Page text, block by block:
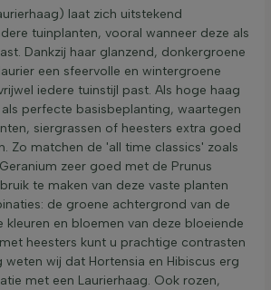
laat zich uitstekend
tuinplanten, vooral wanneer deze als
Dankzij haar glanzend, donkergroene
een sfeervolle en wintergroene
iedere tuinstijl past. Als hoge haag
perfecte basisbeplanting, waartegen
siergrassen of heesters extra goed
Zo matchen de 'all time classics' zoals
zeer goed met de Prunus
te maken van deze vaste planten
de groene achtergrond van de
kleuren en bloemen van deze bloeiende
heesters kunt u prachtige contrasten
weten wij dat Hortensia en Hibiscus erg
met een Laurierhaag. Ook rozen,